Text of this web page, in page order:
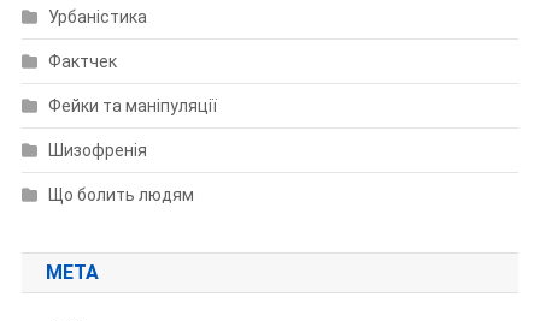
Урбаністика
Фактчек
Фейки та маніпуляції
Шизофренія
Що болить людям
МЕТА